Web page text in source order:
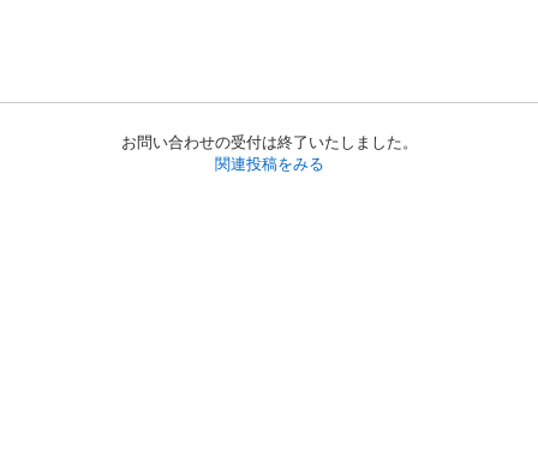
お問い合わせの受付は終了いたしました。
関連投稿をみる